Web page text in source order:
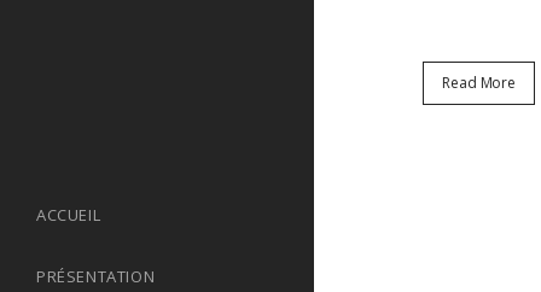
ACCUEIL
PRÉSENTATION
Read More